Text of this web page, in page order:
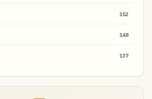
152
148
137